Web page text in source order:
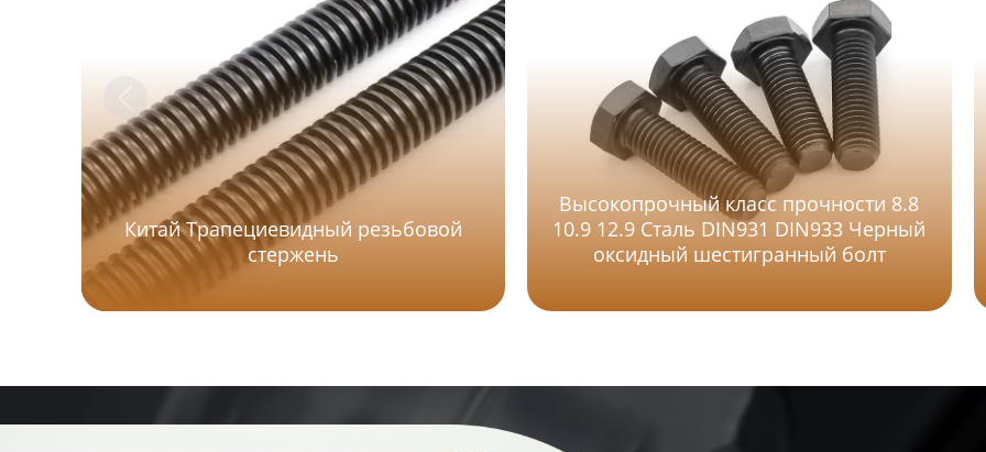
Китай Трапециевидный резьбовой
стержень
Высокопрочный класс прочности 8.8
10.9 12.9 Сталь DIN931 DIN933 Черный
оксидный шестигранный болт